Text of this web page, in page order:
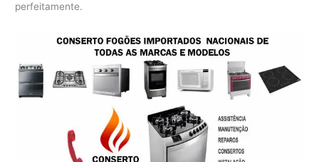
perfeitamente.